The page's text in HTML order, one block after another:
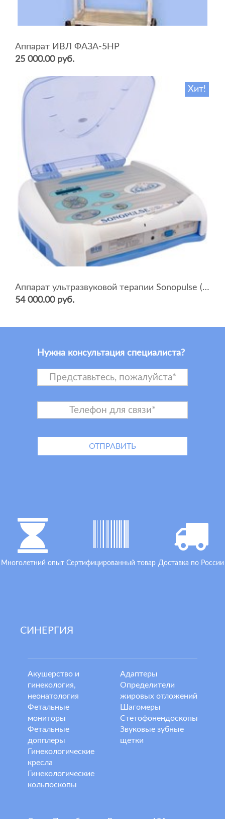
Аппарат ИВЛ ФАЗА-5НР
25 000.00 руб.
Хит!
Аппарат ультразвуковой терапии Sonopulse (мультичастотный 1 и 3 Мгц)
54 000.00 руб.
Нужна консультация специалиста?
Многолетний опыт Сертифицированный товар Доставка по России
СИНЕРГИЯ
Акушерство и
гинекология,
неонатология
Фетальные
мониторы
Фетальные
допплеры
Гинекологические
кресла
Гинекологические
кольпоскопы
Адаптеры
Определители
жировых отложений
Шагомеры
Стетофонендоскопы
Звуковые зубные
щетки